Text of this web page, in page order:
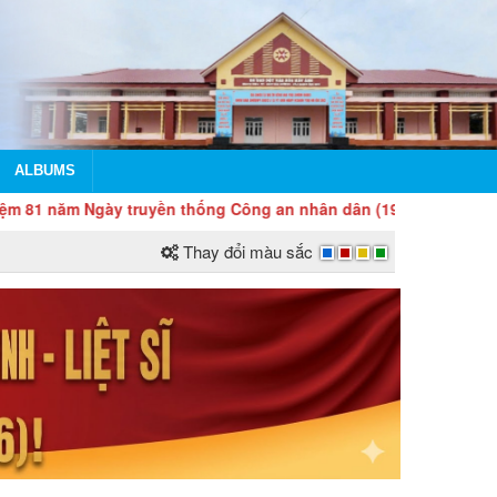
ALBUMS
truyền thống Công an nhân dân (19/8/1945 - 19/8/2026) và
Thay đổi màu sắc